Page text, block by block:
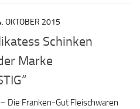
OKTOBER 2015
Schinken
Marke
Die Franken-Gut Fleischwaren